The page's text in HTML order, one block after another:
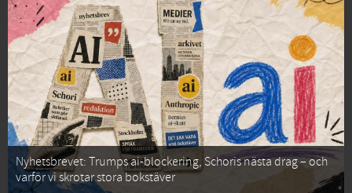
Nyhetsbrevet: Trumps ai-blockering, Schoris nästa drag – och
varför vi skrotar stora bokstäver